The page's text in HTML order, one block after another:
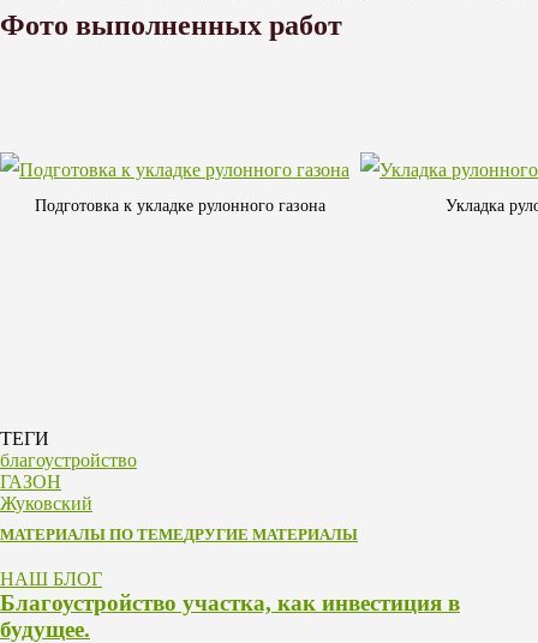
Фото выполненных работ
Подготовка к укладке рулонного газона Укладка
ТЕГИ
благоустройство
ГАЗОН
Жуковский
МАТЕРИАЛЫ ПО ТЕМЕДРУГИЕ МАТЕРИАЛЫ
НАШ БЛОГ
Благоустройство участка, как инвестиция в
будущее.